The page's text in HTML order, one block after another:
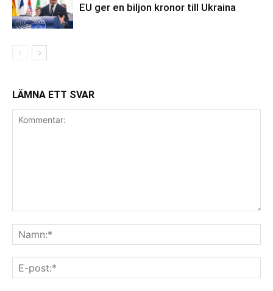
EU ger en biljon kronor till Ukraina
LÄMNA ETT SVAR